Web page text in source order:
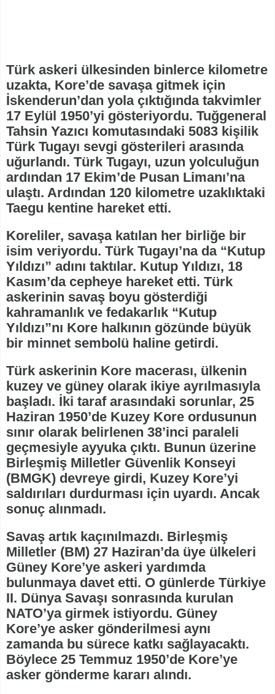
Türk askeri ülkesinden binlerce kilometre
uzakta, Kore’de savaşa gitmek için
İskenderun’dan yola çıktığında takvimler
17 Eylül 1950’yi gösteriyordu. Tuğgeneral
Tahsin Yazıcı komutasındaki 5083 kişilik
Türk Tugayı sevgi gösterileri arasında
uğurlandı. Türk Tugayı, uzun yolculuğun
ardından 17 Ekim’de Pusan Limanı’na
ulaştı. Ardından 120 kilometre uzaklıktaki
Taegu kentine hareket etti.
Koreliler, savaşa katılan her birliğe bir
isim veriyordu. Türk Tugayı’na da “Kutup
Yıldızı” adını taktılar. Kutup Yıldızı, 18
Kasım’da cepheye hareket etti. Türk
askerinin savaş boyu gösterdiği
kahramanlık ve fedakarlık “Kutup
Yıldızı”nı Kore halkının gözünde büyük
bir minnet sembolü haline getirdi.
Türk askerinin Kore macerası, ülkenin
kuzey ve güney olarak ikiye ayrılmasıyla
başladı. İki taraf arasındaki sorunlar, 25
Haziran 1950’de Kuzey Kore ordusunun
sınır olarak belirlenen 38’inci paraleli
geçmesiyle ayyuka çıktı. Bunun üzerine
Birleşmiş Milletler Güvenlik Konseyi
(BMGK) devreye girdi, Kuzey Kore’yi
saldırıları durdurması için uyardı. Ancak
sonuç alınmadı.
Savaş artık kaçınılmazdı. Birleşmiş
Milletler (BM) 27 Haziran’da üye ülkeleri
Güney Kore’ye askeri yardımda
bulunmaya davet etti. O günlerde Türkiye
II. Dünya Savaşı sonrasında kurulan
NATO’ya girmek istiyordu. Güney
Kore’ye asker gönderilmesi aynı
zamanda bu sürece katkı sağlayacaktı.
Böylece 25 Temmuz 1950’de Kore’ye
asker gönderme kararı alındı.